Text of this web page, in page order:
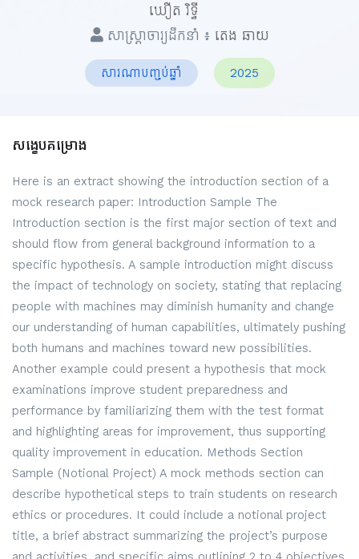
ឃឿត រិទ្ធី
សាស្ត្រាចារ្យដឹកនាំ ៖ តេង ឆាយ
សារណាបញ្ចប់ឆ្នាំ 2025
សង្ខេបគម្រោង
Here is an extract showing the introduction section of a
mock research paper: Introduction Sample The
Introduction section is the first major section of text and
should flow from general background information to a
specific hypothesis. A sample introduction might discuss
the impact of technology on society, stating that replacing
people with machines may diminish humanity and change
our understanding of human capabilities, ultimately pushing
both humans and machines toward new possibilities.
Another example could present a hypothesis that mock
examinations improve student preparedness and
performance by familiarizing them with the test format
and highlighting areas for improvement, thus supporting
quality improvement in education. Methods Section
Sample (Notional Project) A mock methods section can
describe hypothetical steps to train students on research
ethics or procedures. It could include a notional project
title, a brief abstract summarizing the project’s purpose